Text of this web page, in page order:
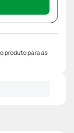
produto para as